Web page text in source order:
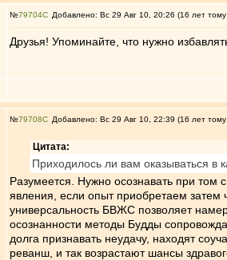
№79704 Добавлено: Вс 29 Авг 10, 20:26 (16 лет
Друзья! Упоминайте, что нужно
№79708 Добавлено: Вс 29 Авг 10, 22:39 (16 лет
Цитата:
Приходилось ли вам оказываться в
Разумеется. Нужно осознавать при том
явления, если опыт приобретаем
универсальность БВЖС позволяет
осознанности методы Будды
долга признавать неудачу, находят
реванш, и так возрастают шансы